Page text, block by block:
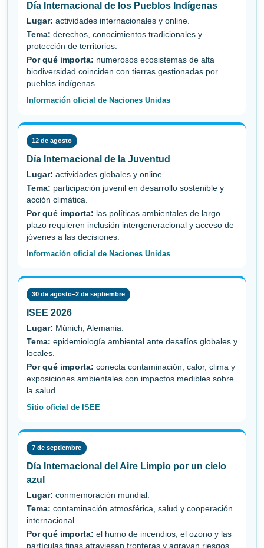
Día Internacional de los Pueblos Indígenas
Lugar: actividades internacionales y online.
Tema: derechos, conocimientos tradicionales y
protección de territorios.
Por qué importa: numerosos ecosistemas de alta
biodiversidad coinciden con tierras gestionadas por
pueblos indígenas.
Información oficial de Naciones Unidas
12 de agosto
Día Internacional de la Juventud
Lugar: actividades globales y online.
Tema: participación juvenil en desarrollo sostenible y
acción climática.
Por qué importa: las políticas ambientales de largo
plazo requieren inclusión intergeneracional y acceso de
jóvenes a las decisiones.
Información oficial de Naciones Unidas
30 de agosto–2 de septiembre
ISEE 2026
Lugar: Múnich, Alemania.
Tema: epidemiología ambiental ante desafíos globales y
locales.
Por qué importa: conecta contaminación, calor, clima y
exposiciones ambientales con impactos medibles sobre
la salud.
Sitio oficial de ISEE
7 de septiembre
Día Internacional del Aire Limpio por un cielo
azul
Lugar: conmemoración mundial.
Tema: contaminación atmosférica, salud y cooperación
internacional.
Por qué importa: el humo de incendios, el ozono y las
partículas finas atraviesan fronteras y agravan riesgos